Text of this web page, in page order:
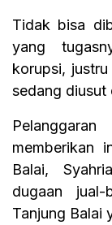
Tidak bisa
yang
korupsi,
sedang diusut
memberikan
Balai,
dugaan
Tanjung Balai